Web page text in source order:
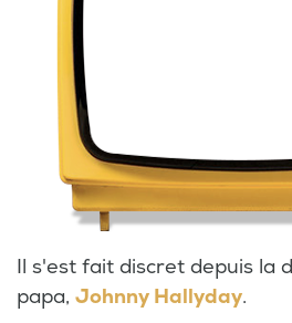
Il s'est fait discret depuis la
papa, Johnny Hallyday.